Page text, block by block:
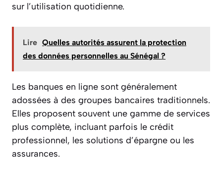
sur l’utilisation quotidienne.
Lire Quelles autorités assurent la protection
des données personnelles au Sénégal ?
Les banques en ligne sont généralement
adossées à des groupes bancaires traditionnels.
Elles proposent souvent une gamme de services
plus complète, incluant parfois le crédit
professionnel, les solutions d’épargne ou les
assurances.